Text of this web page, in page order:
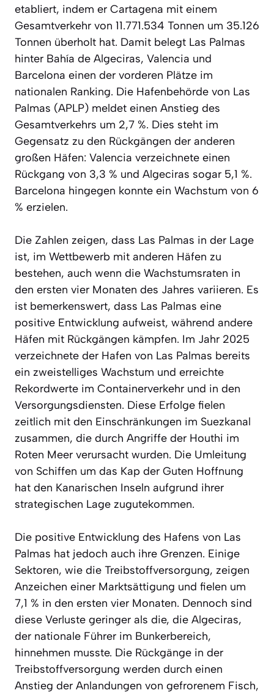
etabliert, indem er Cartagena mit einem
Gesamtverkehr von 11.771.534 Tonnen um 35.126
Tonnen überholt hat. Damit belegt Las Palmas
hinter Bahía de Algeciras, Valencia und
Barcelona einen der vorderen Plätze im
nationalen Ranking. Die Hafenbehörde von Las
Palmas (APLP) meldet einen Anstieg des
Gesamtverkehrs um 2,7 %. Dies steht im
Gegensatz zu den Rückgängen der anderen
großen Häfen: Valencia verzeichnete einen
Rückgang von 3,3 % und Algeciras sogar 5,1 %.
Barcelona hingegen konnte ein Wachstum von 6
% erzielen.
Die Zahlen zeigen, dass Las Palmas in der Lage
ist, im Wettbewerb mit anderen Häfen zu
bestehen, auch wenn die Wachstumsraten in
den ersten vier Monaten des Jahres variieren. Es
ist bemerkenswert, dass Las Palmas eine
positive Entwicklung aufweist, während andere
Häfen mit Rückgängen kämpfen. Im Jahr 2025
verzeichnete der Hafen von Las Palmas bereits
ein zweistelliges Wachstum und erreichte
Rekordwerte im Containerverkehr und in den
Versorgungsdiensten. Diese Erfolge fielen
zeitlich mit den Einschränkungen im Suezkanal
zusammen, die durch Angriffe der Houthi im
Roten Meer verursacht wurden. Die Umleitung
von Schiffen um das Kap der Guten Hoffnung
hat den Kanarischen Inseln aufgrund ihrer
strategischen Lage zugutekommen.
Die positive Entwicklung des Hafens von Las
Palmas hat jedoch auch ihre Grenzen. Einige
Sektoren, wie die Treibstoffversorgung, zeigen
Anzeichen einer Marktsättigung und fielen um
7,1 % in den ersten vier Monaten. Dennoch sind
diese Verluste geringer als die, die Algeciras,
der nationale Führer im Bunkerbereich,
hinnehmen musste. Die Rückgänge in der
Treibstoffversorgung werden durch einen
Anstieg der Anlandungen von gefrorenem Fisch,